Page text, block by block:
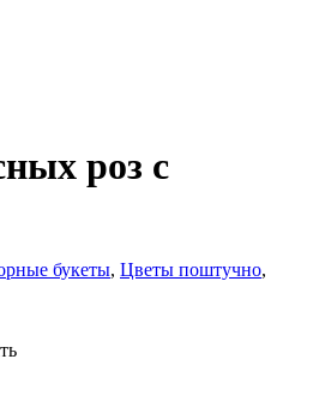
роз с
букеты, Цветы поштучно,